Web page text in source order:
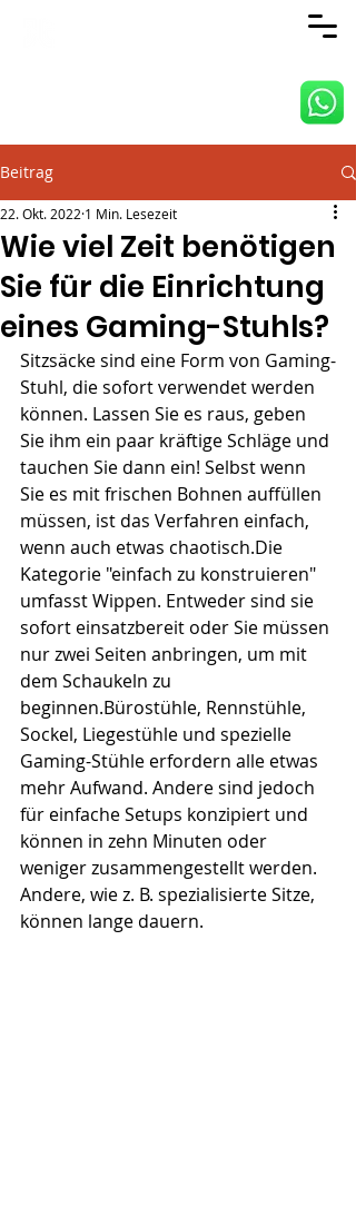
Beitrag
Wie viel Zeit benötigen
Sie für die Einrichtung
eines Gaming-Stuhls?
22. Okt. 2022 1 Min. Lesezeit
Sitzsäcke sind eine Form von Gaming-
Stuhl, die sofort verwendet werden
können. Lassen Sie es raus, geben
Sie ihm ein paar kräftige Schläge und
tauchen Sie dann ein! Selbst wenn
Sie es mit frischen Bohnen auffüllen
müssen, ist das Verfahren einfach,
wenn auch etwas chaotisch.Die
Kategorie "einfach zu konstruieren"
umfasst Wippen. Entweder sind sie
sofort einsatzbereit oder Sie müssen
nur zwei Seiten anbringen, um mit
dem Schaukeln zu
beginnen.Bürostühle, Rennstühle,
Sockel, Liegestühle und spezielle
Gaming-Stühle erfordern alle etwas
mehr Aufwand. Andere sind jedoch
für einfache Setups konzipiert und
können in zehn Minuten oder
weniger zusammengestellt werden.
Andere, wie z. B. spezialisierte Sitze,
können lange dauern.